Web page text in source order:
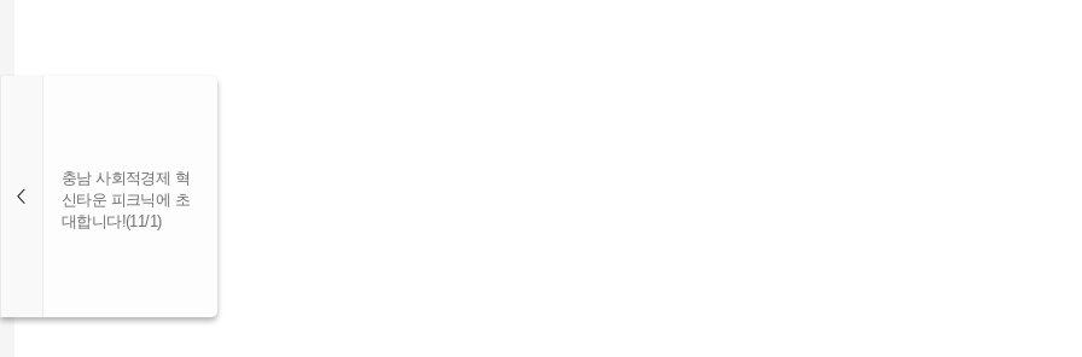
충남 사회적경제 혁
신타운 피크닉에 초
대합니다!(11/1)